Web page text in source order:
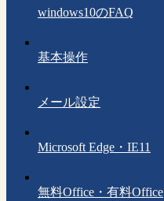
windows10のFAQ
基本操作
メール設定
Microsoft Edge・IE11
無料Office・有料Office